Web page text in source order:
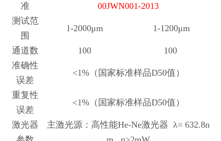
准
00JWN001-2013
测试范
围
1-2000μm 1-1200μm
通道数 100
100
准确性
误差
<1%（国家标准样品D50值 ）
重复性
误差
<1%（国家标准样品D50值 ）
激光器
主激光源： 高性能He-Ne激光器 λ= 632.8n